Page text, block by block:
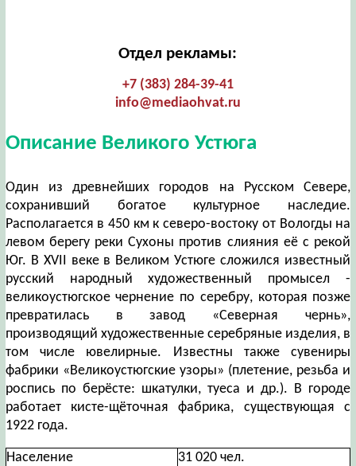
Отдел рекламы:
+7 (383) 284-39-41
info@mediaohvat.ru
Описание Великого Устюга
Один из древнейших городов на Русском Севере,
сохранивший богатое культурное наследие.
Располагается в 450 км к северо-востоку от Вологды на
левом берегу реки Сухоны против слияния её с рекой
Юг. В XVII веке в Великом Устюге сложился известный
русский народный художественный промысел -
великоустюгское чернение по серебру, которая позже
превратилась в завод «Северная чернь»,
производящий художественные серебряные изделия, в
том числе ювелирные. Известны также сувениры
фабрики «Великоустюгские узоры» (плетение, резьба и
роспись по берёсте: шкатулки, туеса и др.). В городе
работает кисте-щёточная фабрика, существующая с
1922 года.
Население
31 020 чел.